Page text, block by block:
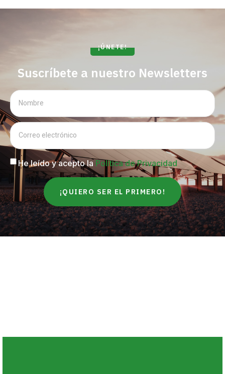
¡ÚNETE!
Suscríbete a nuestro Newsletters
He leído y acepto la Política de Privacidad
¡QUIERO SER EL PRIMERO!